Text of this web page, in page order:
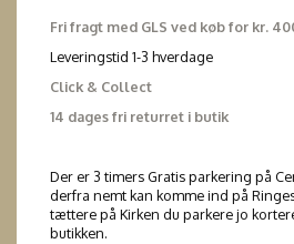
Fri fragt med GLS ved køb for kr.
Leveringstid 1-3 hverdage
Click & Collect
14 dages fri returret i butik
Der er 3 timers Gratis parkering på
derfra nemt kan komme ind på
tættere på Kirken du parkere jo
butikken.